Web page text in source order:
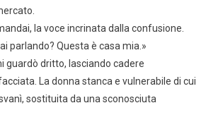
la voce incrinata dalla confusione.
parlando? Questa è casa mia.»
guardò dritto, lasciando cadere
La donna stanca e vulnerabile di cui
sostituita da una sconosciuta